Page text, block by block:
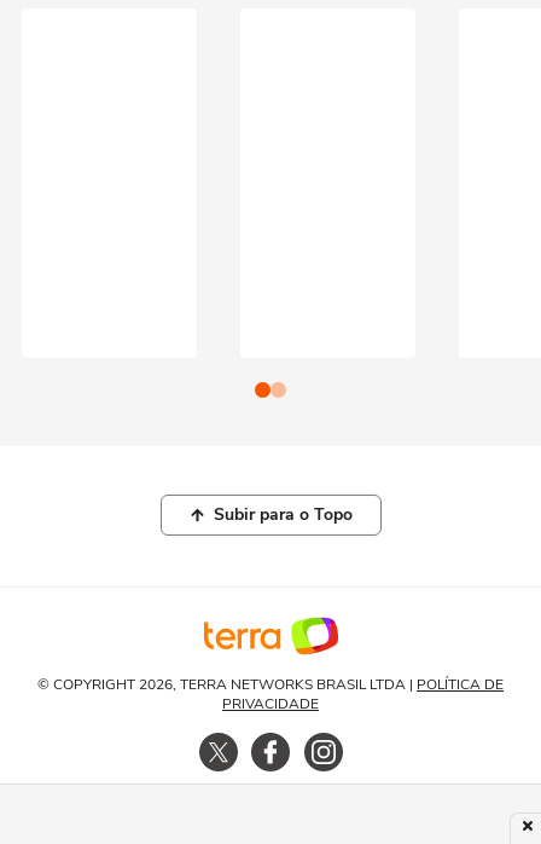
Subir para o Topo
© COPYRIGHT 2026, TERRA NETWORKS BRASIL LTDA | POLÍTICA DE
PRIVACIDADE